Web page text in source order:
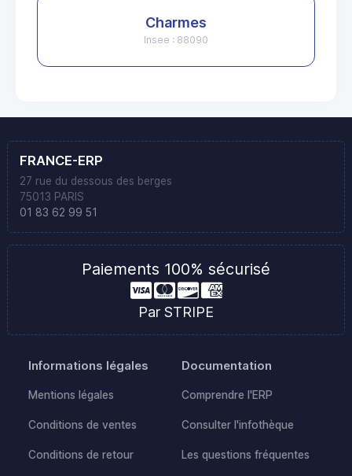
Charmes
Insee : 88090
FRANCE-ERP
27 rue du dessous des berges
75013 PARIS
01 83 62 99 51
Paiements 100% sécurisé
Par STRIPE
Informations légales
Mentions légales
Conditions de ventes
Conditions de retour
Documentation
Comprendre l'ERP
Consulter l'infothèque
Les questions fréquentes